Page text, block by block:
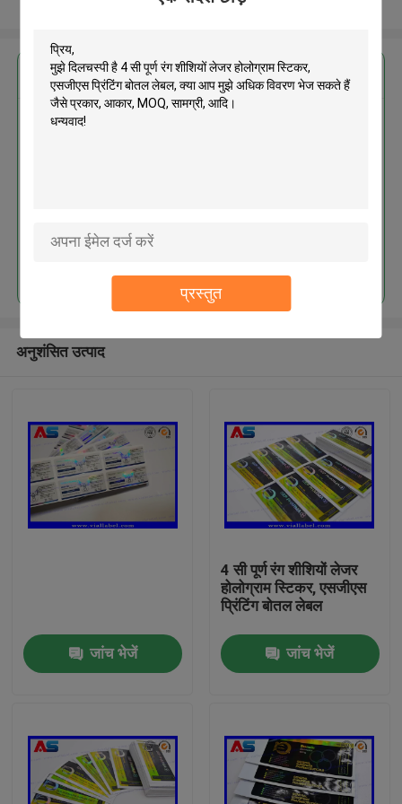
प्रस्तुत
उत्पादों
हमारे बारे में
और देखो
सबसे उत्तम प्रतिदान प्राप्त करें
अनुशंसित उत्पाद
जांच भेजें
4 सी पूर्ण रंग शीशियों लेजर
होलोग्राम स्टिकर, एसजीएस
प्रिंटिंग बोतल लेबल
जांच भेजें